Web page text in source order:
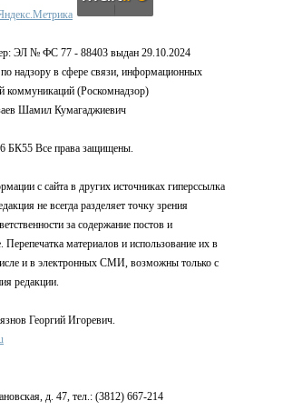
ЭЛ № ФС 77 - 88403 выдан 29.10.2024
надзору в сфере связи, информационных
коммуникаций (Роскомнадзор)
Шамил Кумагаджиевич
БК55 Все права защищены.
с сайта в других источниках гиперссылка
не всегда разделяет точку зрения
за содержание постов и
Перепечатка материалов и использование их в
и в электронных СМИ, возможны только с
редакции.
Георгий Игоревич.
д. 47, тел.: (3812) 667-214